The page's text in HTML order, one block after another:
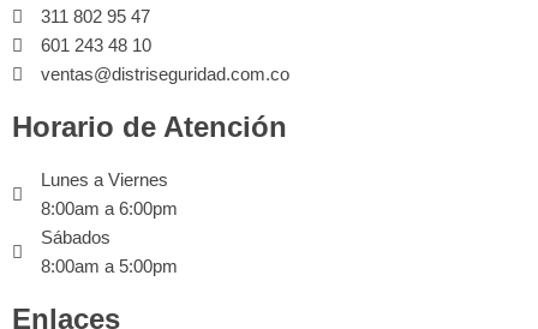
311 802 95 47
601 243 48 10
ventas@distriseguridad.com.co
Horario de Atención
Lunes a Viernes
8:00am a 6:00pm
Sábados
8:00am a 5:00pm
Enlaces